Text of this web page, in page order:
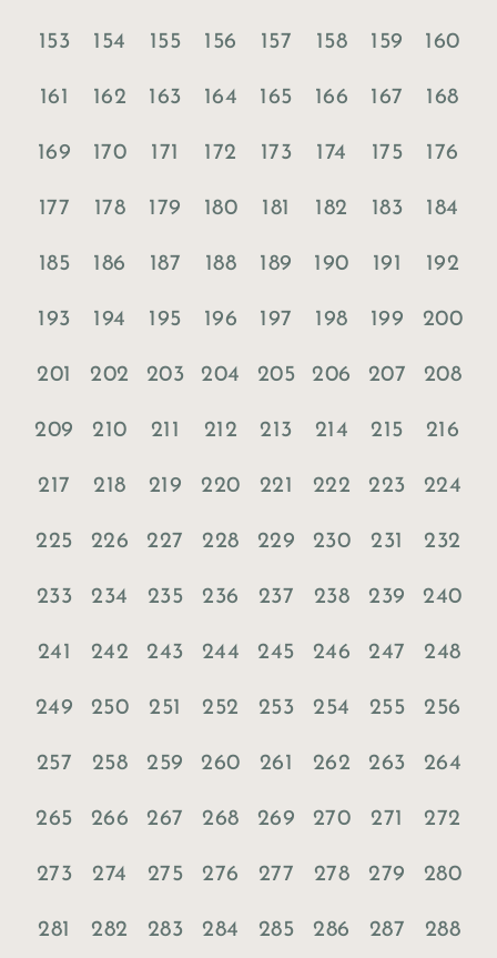
153 154 155 156 157 158 159 160
161 162 163 164 165 166 167 168
169 170 171 172 173 174 175 176
177 178 179 180 181 182 183 184
185 186 187 188 189 190 191 192
193 194 195 196 197 198 199 200
201 202 203 204 205 206 207 208
209 210 211 212 213 214 215 216
217 218 219 220 221 222 223 224
225 226 227 228 229 230 231 232
233 234 235 236 237 238 239 240
241 242 243 244 245 246 247 248
249 250 251 252 253 254 255 256
257 258 259 260 261 262 263 264
265 266 267 268 269 270 271 272
273 274 275 276 277 278 279 280
281 282 283 284 285 286 287 288